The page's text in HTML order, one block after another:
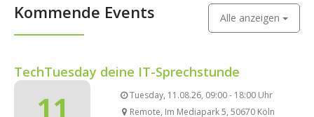
Kommende Events Alle anzeigen
TechTuesday deine IT-Sprechstunde
11
Tuesday, 11.08.26, 09:00 - 18:00 Uhr
Remote, Im Mediapark 5, 50670 Köln